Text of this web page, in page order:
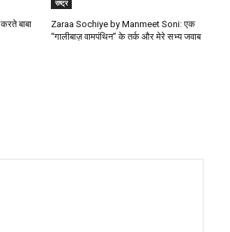
बाबा
राष्ट्र
Zaraa Sochiye by Manmeet Soni: एक
“गालीबाज़ वामपंथिन” के तर्क और मेरे सभ्य जवाब